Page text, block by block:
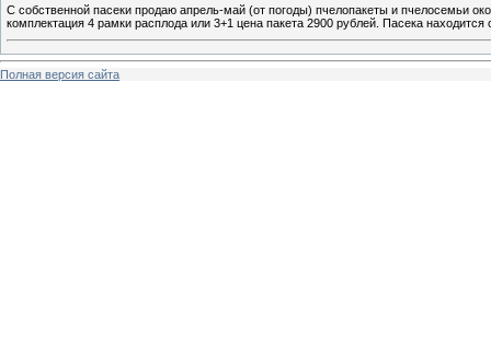
С собственной пасеки продаю апрель-май (от погоды) пчелопакеты и пчелосемьи
комплектация 4 рамки расплода или 3+1 цена пакета 2900 рублей. Пасека
Полная версия сайта